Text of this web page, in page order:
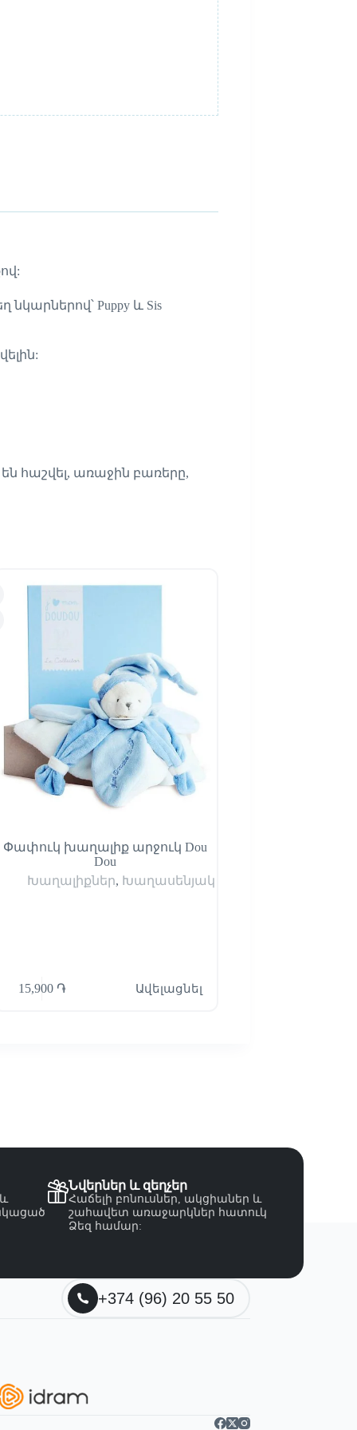
նկարներով՝ Puppy և Sis
են հաշվել, առաջին բառերը,
Փափուկ խաղալիք արջուկ Dou
Dou
Խաղալիքներ, Խաղասենյակ
15,900 ֏ Ավելացնել
Նվերներ և զեղչեր
Հաճելի բոնուսներ, ակցիաներ և
շահավետ առաջարկներ հատուկ
Ձեզ համար:
+374 (96) 20 55 50